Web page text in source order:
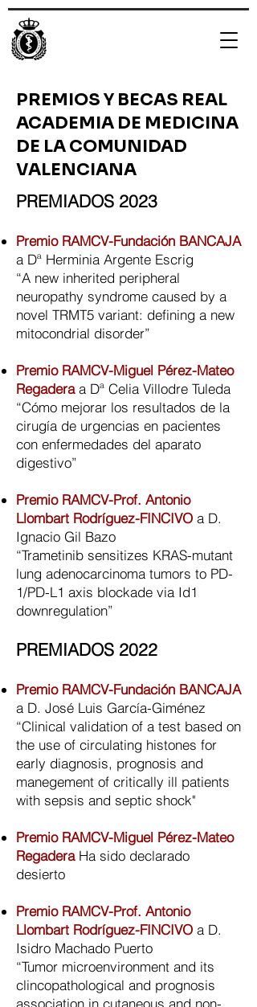
PREMIOS Y BECAS REAL
ACADEMIA DE MEDICINA
DE LA COMUNIDAD
VALENCIANA
PREMIADOS 2023
Premio RAMCV-Fundación BANCAJA
a Dª Herminia Argente Escrig
“A new inherited peripheral
neuropathy syndrome caused by a
novel TRMT5 variant: defining a new
mitocondrial disorder”
Premio RAMCV-Miguel Pérez-Mateo
Regaderaa Dª Celia Villodre Tuleda
“Cómo mejorar los resultados de la
cirugía de urgencias en pacientes
con enfermedades del aparato
digestivo”​
Premio RAMCV-Prof. Antonio
Llombart Rodríguez-FINCIVO a D.
Ignacio Gil Bazo
“Trametinib sensitizes KRAS-mutant
lung adenocarcinoma tumors to PD-
1/PD-L1 axis blockade via Id1
downregulation”
PREMIADOS 2022
Premio RAMCV-Fundación BANCAJA
a D. José Luis García-Giménez
“Clinical validation of a test based on
the use of circulating histones for
early diagnosis, prognosis and
manegement of critically ill patients
with sepsis and septic shock"
Premio RAMCV-Miguel Pérez-Mateo
RegaderaHa sido declarado
desierto
Premio RAMCV-Prof. Antonio
Llombart Rodríguez-FINCIVO a D.
Isidro Machado Puerto
“Tumor microenvironment and its
clincopathological and prognosis
association in cutaneous and non-